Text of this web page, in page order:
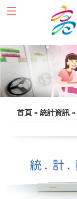
跳到主要內容區塊
:::
:::
首頁» 統計資訊»